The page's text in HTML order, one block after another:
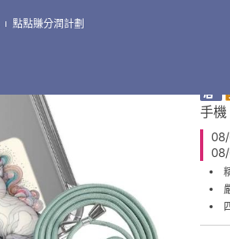
點點賺分潤計劃
精
手機